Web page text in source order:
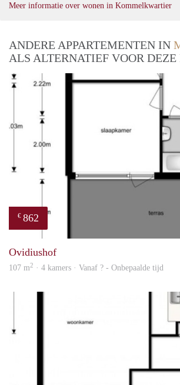
Meer informatie over wonen in Kommelkwartier
ANDERE APPARTEMENTEN IN
ALS ALTERNATIEF VOOR
€ 862
Ovidiushof
107 m2 · 4 kamers · Vanaf ? - Onbepaalde tijd